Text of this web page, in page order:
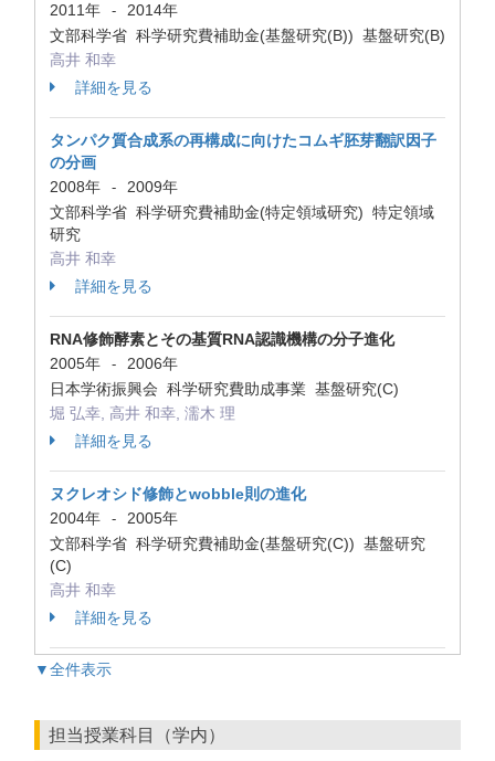
2011年
-
2014年
文部科学省 科学研究費補助金(基盤研究(B)) 基盤研究(B)
高井 和幸
詳細を見る
タンパク質合成系の再構成に向けたコムギ胚芽翻訳因子
の分画
2008年
-
2009年
文部科学省 科学研究費補助金(特定領域研究) 特定領域
研究
高井 和幸
詳細を見る
RNA修飾酵素とその基質RNA認識機構の分子進化
2005年
-
2006年
日本学術振興会 科学研究費助成事業 基盤研究(C)
堀 弘幸, 高井 和幸, 濡木 理
詳細を見る
ヌクレオシド修飾とwobble則の進化
2004年
-
2005年
文部科学省 科学研究費補助金(基盤研究(C)) 基盤研究
(C)
高井 和幸
詳細を見る
▼全件表示
担当授業科目（学内）